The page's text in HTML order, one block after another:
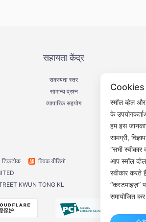
सहायता केंद्र
सदस्यता स्तर
सामान्य प्रश्न
व्यापारिक सहयोग
टिकटोक
क्विक वीडियो
KWUN TONG KL
Cookies
स्मॉल व्हेल
के
हम इस
सामग्री,
“सभी
आप स्मॉल
स्वीकार करते
“कस्टमाइज़”
समायोजित